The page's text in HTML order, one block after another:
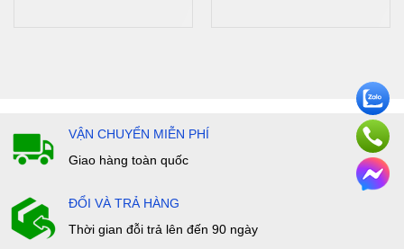
VẬN CHUYỂN MIỄN PHÍ
Giao hàng toàn quốc
ĐỔI VÀ TRẢ HÀNG
Thời gian đỗi trả lên đến 90 ngày